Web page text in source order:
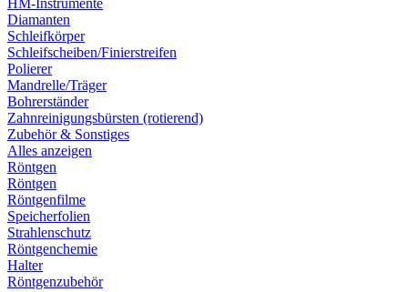
HM-Instrumente
Diamanten
Schleifkörper
Schleifscheiben/Finierstreifen
Polierer
Mandrelle/Träger
Bohrerständer
Zahnreinigungsbürsten (rotierend)
Zubehör & Sonstiges
Alles anzeigen
Röntgen
Röntgen
Röntgenfilme
Speicherfolien
Strahlenschutz
Röntgenchemie
Halter
Röntgenzubehör